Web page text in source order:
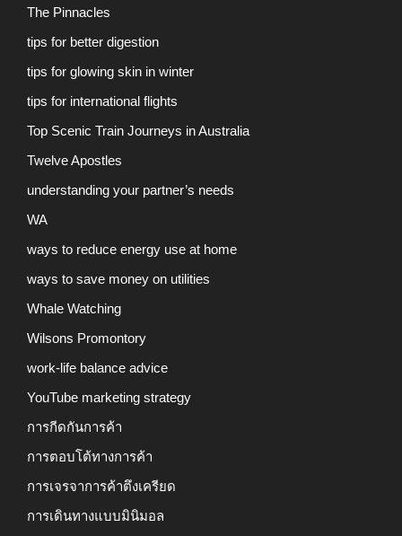
The Pinnacles
tips for better digestion
tips for glowing skin in winter
tips for international flights
Top Scenic Train Journeys in Australia
Twelve Apostles
understanding your partner’s needs
WA
ways to reduce energy use at home
ways to save money on utilities
Whale Watching
Wilsons Promontory
work-life balance advice
YouTube marketing strategy
การกีดกันการค้า
การตอบโต้ทางการค้า
การเจรจาการค้าตึงเครียด
การเดินทางแบบมินิมอล